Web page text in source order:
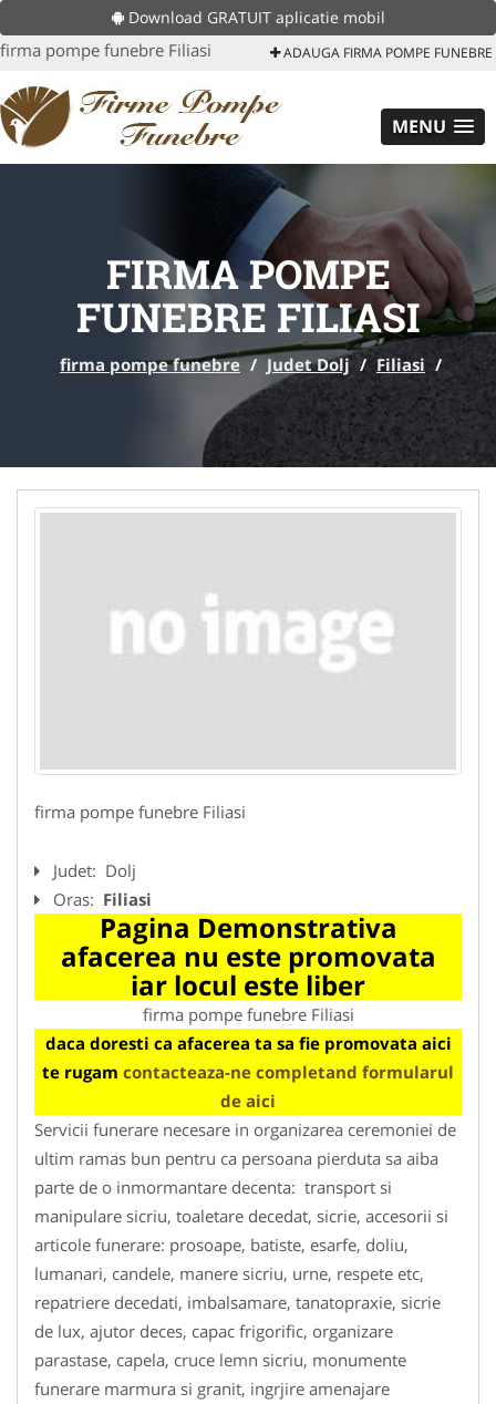
Download GRATUIT aplicatie mobil
firma pompe funebre Filiasi ADAUGA FIRMA POMPE FUNEBRE
MENU
FIRMA POMPE
FUNEBRE FILIASI
firma pompe funebre / Judet Dolj / Filiasi /
firma pompe funebre Filiasi
Judet: Dolj
Oras: Filiasi
Pagina Demonstrativa
afacerea nu este promovata
iar locul este liber
firma pompe funebre Filiasi
daca doresti ca afacerea ta sa fie promovata aici
te rugam contacteaza-ne completand formularul
de aici
Servicii funerare necesare in organizarea ceremoniei de
ultim ramas bun pentru ca persoana pierduta sa aiba
parte de o inmormantare decenta: transport si
manipulare sicriu, toaletare decedat, sicrie, accesorii si
articole funerare: prosoape, batiste, esarfe, doliu,
lumanari, candele, manere sicriu, urne, respete etc,
repatriere decedati, imbalsamare, tanatopraxie, sicrie
de lux, ajutor deces, capac frigorific, organizare
parastase, capela, cruce lemn sicriu, monumente
funerare marmura si granit, ingrjire amenajare